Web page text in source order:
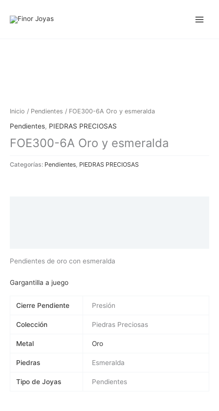
Inicio / Pendientes / FOE300-6A Oro y esmeralda
Pendientes, PIEDRAS PRECIOSAS
FOE300-6A Oro y esmeralda
Categorías: Pendientes PIEDRAS PRECIOSAS
Pendientes de oro con esmeralda
Gargantilla a juego
Cierre Pendiente Presión
Colección Piedras Preciosas
Metal Oro
Piedras Esmeralda
Tipo de Joyas Pendientes